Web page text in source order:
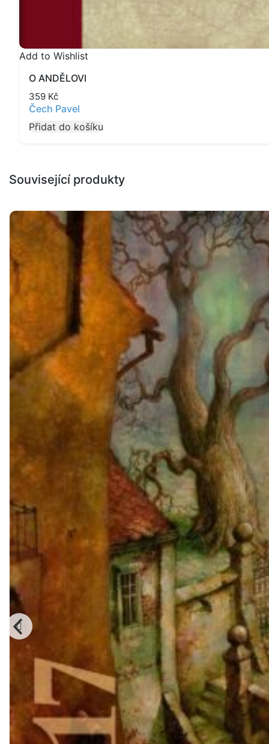
Add to Wishlist
O ANDĚLOVI
359 Kč
Čech Pavel
Přidat do košíku
Související produkty